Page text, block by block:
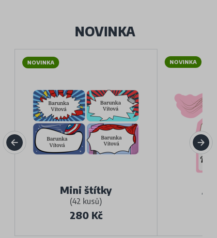
NOVINKA
NOVINKA
Mini štítky
(42 kusů)
280 Kč
NOVINKA